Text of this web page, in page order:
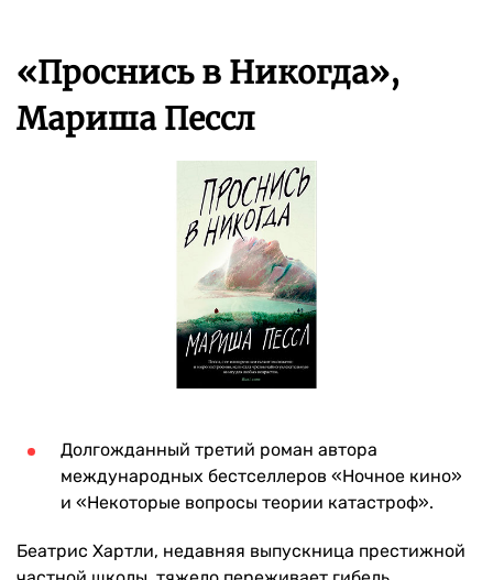
«Проснись в Никогда»,
Мариша Пессл
Долгожданный третий роман автора
международных бестселлеров «Ночное кино»
и «Некоторые вопросы теории катастроф».
Беатрис Хартли, недавняя выпускница престижной